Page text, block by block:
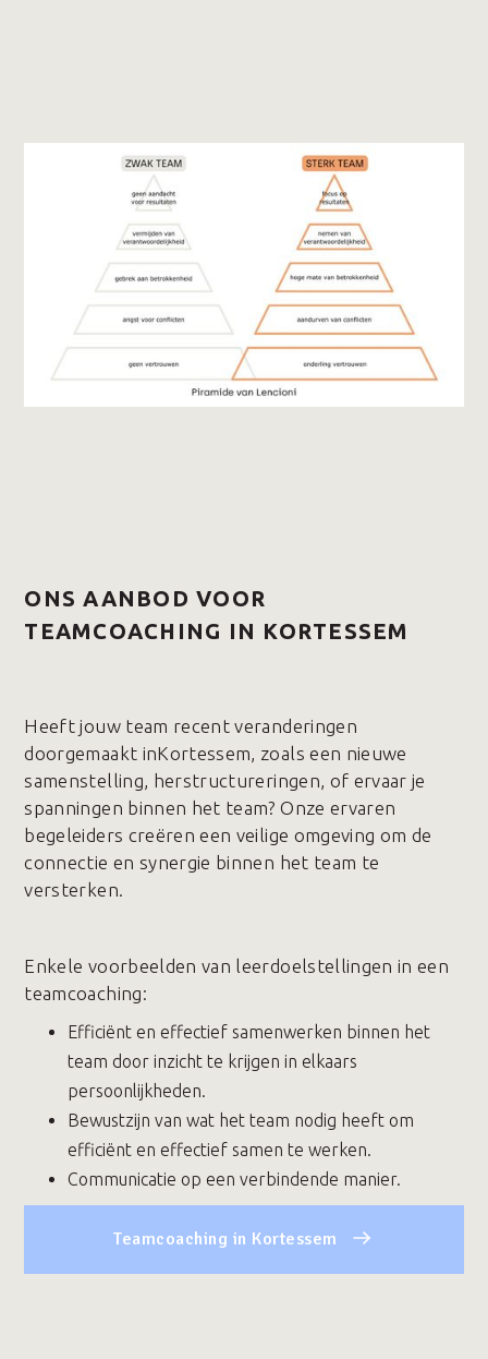
ONS AANBOD VOOR
TEAMCOACHING IN KORTESSEM
Heeft jouw team recent veranderingen
doorgemaakt inKortessem, zoals een nieuwe
samenstelling, herstructureringen, of ervaar je
spanningen binnen het team? Onze ervaren
begeleiders creëren een veilige omgeving om de
connectie en synergie binnen het team te
versterken.
Enkele voorbeelden van leerdoelstellingen in een
teamcoaching:
Efficiënt en effectief samenwerken binnen het
team door inzicht te krijgen in elkaars
persoonlijkheden.
Bewustzijn van wat het team nodig heeft om
efficiënt en effectief samen te werken.
Communicatie op een verbindende manier.
Teamcoaching in Kortessem